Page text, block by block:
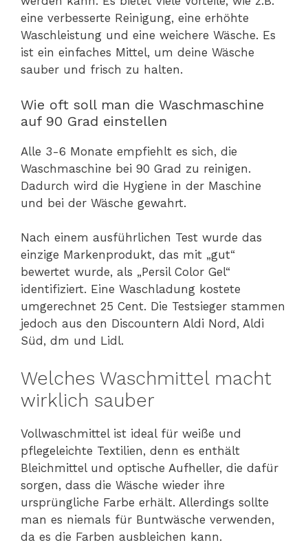
eine verbesserte Reinigung, eine erhöhte
Waschleistung und eine weichere Wäsche. Es
ist ein einfaches Mittel, um deine Wäsche
sauber und frisch zu halten.
Wie oft soll man die Waschmaschine
auf 90 Grad einstellen
Alle 3-6 Monate empfiehlt es sich, die
Waschmaschine bei 90 Grad zu reinigen.
Dadurch wird die Hygiene in der Maschine
und bei der Wäsche gewahrt.
Nach einem ausführlichen Test wurde das
einzige Markenprodukt, das mit „gut“
bewertet wurde, als „Persil Color Gel“
identifiziert. Eine Waschladung kostete
umgerechnet 25 Cent. Die Testsieger stammen
jedoch aus den Discountern Aldi Nord, Aldi
Süd, dm und Lidl.
Welches Waschmittel macht
wirklich sauber
Vollwaschmittel ist ideal für weiße und
pflegeleichte Textilien, denn es enthält
Bleichmittel und optische Aufheller, die dafür
sorgen, dass die Wäsche wieder ihre
ursprüngliche Farbe erhält. Allerdings sollte
man es niemals für Buntwäsche verwenden,
da es die Farben ausbleichen kann.